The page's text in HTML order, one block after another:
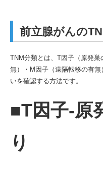
前立腺がんの
TNM分類とは、T因子（原発
無）・M因子（遠隔転移の有
いを確認する方法です。
■T因子-原
り